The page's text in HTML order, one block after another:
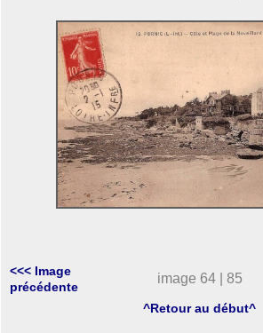
<<< Image
précédente
image 64 | 85
^Retour au début^